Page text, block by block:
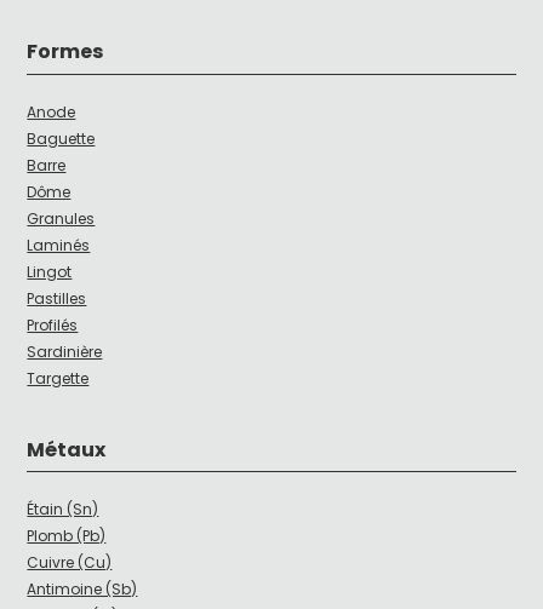
Formes
Anode
Baguette
Barre
Dôme
Granules
Laminés
Lingot
Pastilles
Profilés
Sardinière
Targette
Métaux
Étain (Sn)
Plomb (Pb)
Cuivre (Cu)
Antimoine (Sb)